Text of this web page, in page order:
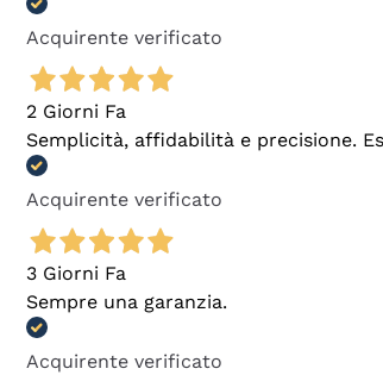
Acquirente verificato
2 Giorni Fa
Semplicità, affidabilità e precisione.
Acquirente verificato
3 Giorni Fa
Sempre una garanzia.
Acquirente verificato